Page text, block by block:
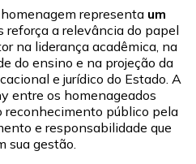
representa um
reforça a relevância do papel
na liderança acadêmica, na
do ensino e na projeção da
e jurídico do Estado. A
entre os homenageados
reconhecimento público pela
e responsabilidade que
sua gestão.